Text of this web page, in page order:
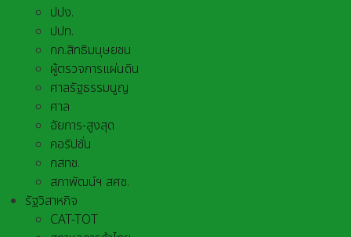
ปปง.
ปปท.
กก.สิทธิมนุษยชน
ผู้ตรวจการแผ่นดิน
ศาลรัฐธรรมนูญ
ศาล
อัยการ-สูงสุด
คอรัปชั่น
กสทช.
สภาพัฒน์ฯ สศช.
รัฐวิสาหกิจ
CAT-TOT